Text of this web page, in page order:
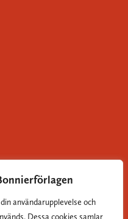
användarupplevelse och
Dessa cookies samlar